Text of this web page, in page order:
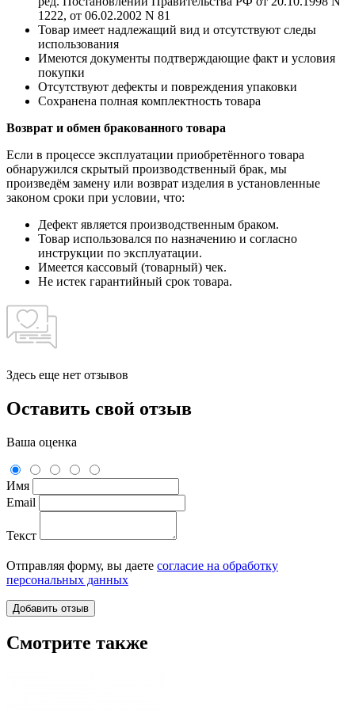
1222, от 06.02.2002 N 81
Товар имеет надлежащий вид и отсутствуют следы
использования
Имеются документы подтверждающие факт и условия
покупки
Отсутствуют дефекты и повреждения упаковки
Сохранена полная комплектность товара
Возврат и обмен бракованного товара
Если в процессе эксплуатации приобретённого товара
обнаружился скрытый производственный брак, мы
произведём замену или возврат изделия в установленные
законом сроки при условии, что:
Дефект является производственным браком.
Товар использовался по назначению и согласно
инструкции по эксплуатации.
Имеется кассовый (товарный) чек.
Не истек гарантийный срок товара.
Здесь еще нет отзывов
Оставить свой отзыв
Ваша оценка
Имя
Email
Текст
Отправляя форму, вы даете согласие на обработку
персональных данных
Смотрите также